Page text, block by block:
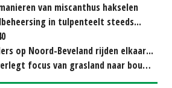
van miscanthus hakselen
in tulpenteelt steeds...
op Noord-Beveland rijden elkaar...
Bemest op z'n Best verlegt focus van grasland naar bouwland